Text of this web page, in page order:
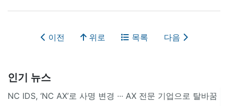
이전 위로 목록 다음
인기 뉴스
NC IDS, ‘NC AX’로 사명 변경 ∙∙∙ AX 전문 기업으로 탈바꿈